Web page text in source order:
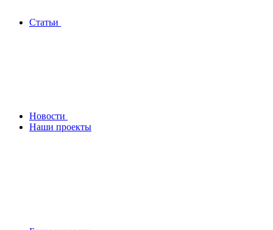
Статьи
Новости
Наши проекты